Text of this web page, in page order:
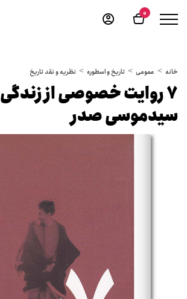
0
خانه عمومی تاریخ و اسطوره نظریه و نقد تاریخ
7 روایت خصوصی از زندگی
سیدموسی صدر